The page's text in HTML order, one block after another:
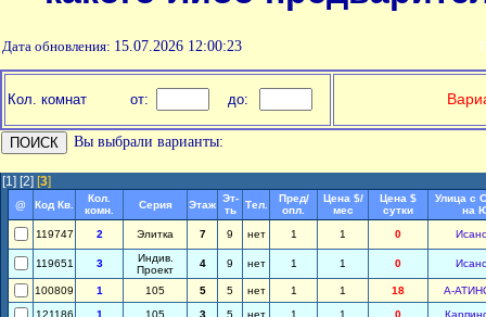
Дата обновления: 15.07.2026 12:00:23
Кол. комнат от: до:
Вы выбрали варианты:
[1] [2] [3]
@ Код Кв.
Кол.
комн.
Серия Этаж
Эт-
ть
Тел.
Пред/
опл.
Цена $/
мес
Цена $
сутки
Улица с
на
119747
2 Элитка 7 9 нет 1 1 0
119651 3
Индив.
Проект
4 9 нет 1 1 0
100809 1 105 5 5 нет 1 1 18
А-
121186
1 105 3 5 нет 1 1 0